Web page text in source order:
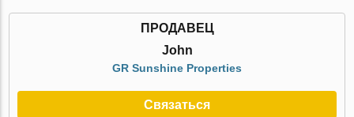
ПРОДАВЕЦ
John
GR Sunshine Properties
Связаться